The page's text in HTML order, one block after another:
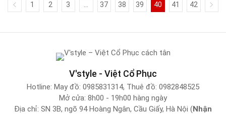
1 2 3 37 38 39 40 41 42
V'style - Việt Cổ Phục
Hotline: May đồ: 0985831314, Thuê đồ: 0982848525
Mở cửa: 8h00 - 19h00 hàng ngày
Địa chỉ: SN 3B, ngõ 94 Hoàng Ngân, Cầu Giấy, Hà Nội (Nhận